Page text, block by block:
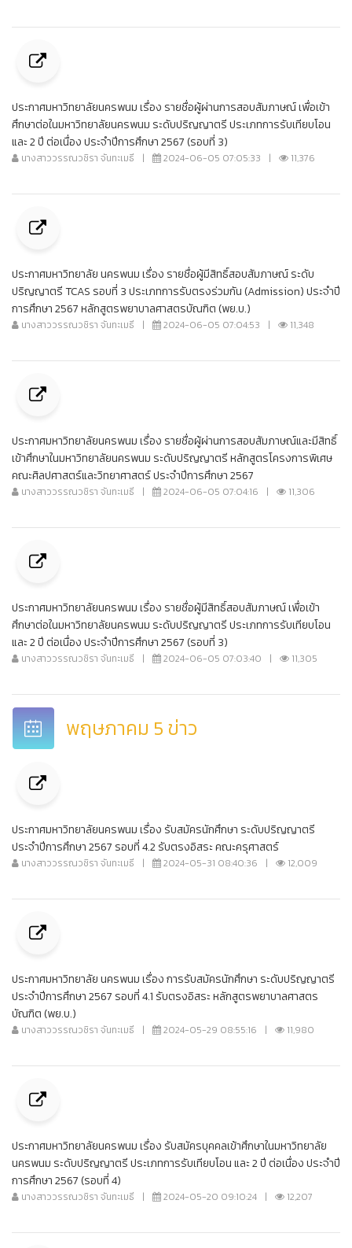
ประกาศมหาวิทยาลัยนครพนม เรื่อง รายชื่อผู้ผ่านการสอบสัมภาษณ์ เพื่อเข้า
ศึกษาต่อในมหาวิทยาลัยนครพนม ระดับปริญญาตรี ประเภทการรับเทียบโอน
และ 2 ปี ต่อเนื่อง ประจำปีการศึกษา 2567 (รอบที่ 3)
นางสาววรรณวชิรา จันทะเมธี | 2024-06-05 07:05:33 | 11,376
ประกาศมหาวิทยาลัย นครพนม เรื่อง รายชื่อผู้มีสิทธิ์สอบสัมภาษณ์ ระดับ
ปริญญาตรี TCAS รอบที่ 3 ประเภทการรับตรงร่วมกัน (Admission) ประจำปี
การศึกษา 2567 หลักสูตรพยาบาลศาสตรบัณฑิต (พย.บ.)
นางสาววรรณวชิรา จันทะเมธี | 2024-06-05 07:04:53 | 11,348
ประกาศมหาวิทยาลัยนครพนม เรื่อง รายชื่อผู้ผ่านการสอบสัมภาษณ์และมีสิทธิ์
เข้าศึกษาในมหาวิทยาลัยนครพนม ระดับปริญญาตรี หลักสูตรโครงการพิเศษ
คณะศิลปศาสตร์และวิทยาศาสตร์ ประจำปีการศึกษา 2567
นางสาววรรณวชิรา จันทะเมธี | 2024-06-05 07:04:16 | 11,306
ประกาศมหาวิทยาลัยนครพนม เรื่อง รายชื่อผู้มีสิทธิ์สอบสัมภาษณ์ เพื่อเข้า
ศึกษาต่อในมหาวิทยาลัยนครพนม ระดับปริญญาตรี ประเภทการรับเทียบโอน
และ 2 ปี ต่อเนื่อง ประจำปีการศึกษา 2567 (รอบที่ 3)
นางสาววรรณวชิรา จันทะเมธี | 2024-06-05 07:03:40 | 11,305
พฤษภาคม 5 ข่าว
ประกาศมหาวิทยาลัยนครพนม เรื่อง รับสมัครนักศึกษา ระดับปริญญาตรี
ประจำปีการศึกษา 2567 รอบที่ 4.2 รับตรงอิสระ คณะครุศาสตร์
นางสาววรรณวชิรา จันทะเมธี | 2024-05-31 08:40:36 | 12,009
ประกาศมหาวิทยาลัย นครพนม เรื่อง การรับสมัครนักศึกษา ระดับปริญญาตรี
ประจำปีการศึกษา 2567 รอบที่ 4.1 รับตรงอิสระ หลักสูตรพยาบาลศาสตร
บัณฑิต (พย.บ.)
นางสาววรรณวชิรา จันทะเมธี | 2024-05-29 08:55:16 | 11,980
ประกาศมหาวิทยาลัยนครพนม เรื่อง รับสมัครบุคคลเข้าศึกษาในมหาวิทยาลัย
นครพนม ระดับปริญญาตรี ประเภทการรับเทียบโอน และ 2 ปี ต่อเนื่อง ประจําปี
การศึกษา 2567 (รอบที่ 4)
นางสาววรรณวชิรา จันทะเมธี | 2024-05-20 09:10:24 | 12,207